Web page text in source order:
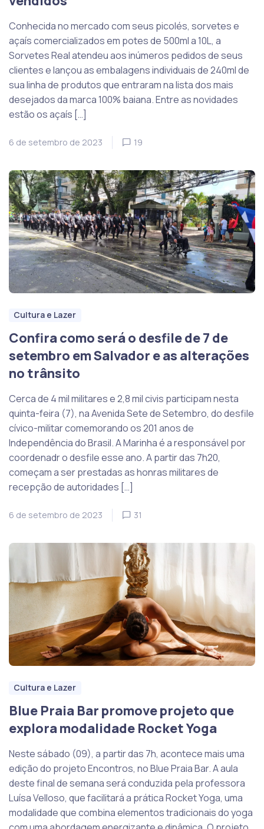
Conhecida no mercado com seus picolés, sorvetes e
açaís comercializados em potes de 500ml a 10L, a
Sorvetes Real atendeu aos inúmeros pedidos de seus
clientes e lançou as embalagens individuais de 240ml de
sua linha de produtos que entraram na lista dos mais
desejados da marca 100% baiana. Entre as novidades
estão os açaís […]
6 de setembro de 2023 19
Cultura e Lazer
Confira como será o desfile de 7 de
setembro em Salvador e as alterações
no trânsito
Cerca de 4 mil militares e 2,8 mil civis participam nesta
quinta-feira (7), na Avenida Sete de Setembro, do desfile
cívico-militar comemorando os 201 anos de
Independência do Brasil. A Marinha é a responsável por
coordenadr o desfile esse ano. A partir das 7h20,
começam a ser prestadas as honras militares de
recepção de autoridades […]
6 de setembro de 2023 31
Cultura e Lazer
Blue Praia Bar promove projeto que
explora modalidade Rocket Yoga
Neste sábado (09), a partir das 7h, acontece mais uma
edição do projeto Encontros, no Blue Praia Bar. A aula
deste final de semana será conduzida pela professora
Luísa Velloso, que facilitará a prática Rocket Yoga, uma
modalidade que combina elementos tradicionais do yoga